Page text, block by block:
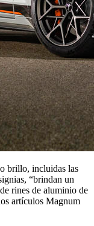
brillo, incluidas las
“brindan un
rines de aluminio de
artículos Magnum